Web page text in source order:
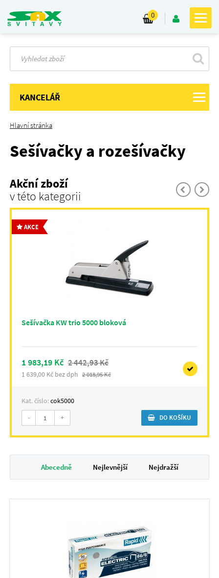
0
KANCELÁŘ
Hlavní stránka
Sešívačky a rozešívačky
Akční zboží
v této kategorii
AKCE
Sešívačka KW trio 5000 bloková
1 983,19 Kč 2 442,93 Kč
1 639,00 Kč bez dph 2 018,95 Kč
Kat. číslo:cok5000
- + DO KOŠÍKU
Abecedně Nejlevnější Nejdražší